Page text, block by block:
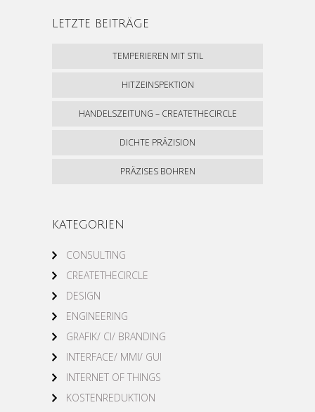
LETZTE BEITRÄGE
TEMPERIEREN MIT STIL
HITZEINSPEKTION
HANDELSZEITUNG – CREATETHECIRCLE
DICHTE PRÄZISION
PRÄZISES BOHREN
KATEGORIEN
CONSULTING
CREATETHECIRCLE
DESIGN
ENGINEERING
GRAFIK/ CI/ BRANDING
INTERFACE/ MMI/ GUI
INTERNET OF THINGS
KOSTENREDUKTION